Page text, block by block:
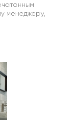
менеджеру,